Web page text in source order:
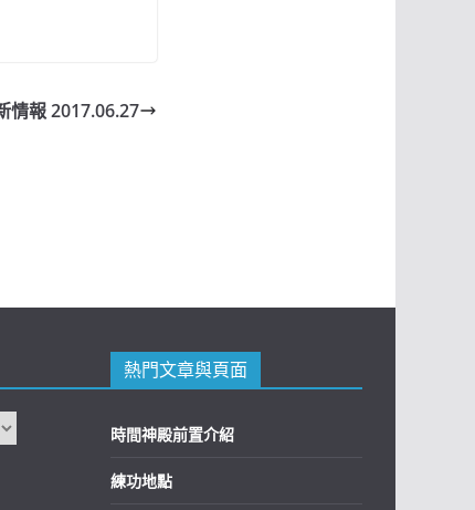
情報 2017.06.27
熱門文章與頁面
時間神殿前置介紹
練功地點